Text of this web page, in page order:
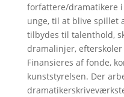
forfattere/dramatikere
unge, til at blive spillet
tilbydes til talenthold,
dramalinjer,
Finansieres af fonde,
kunststyrelsen. Der